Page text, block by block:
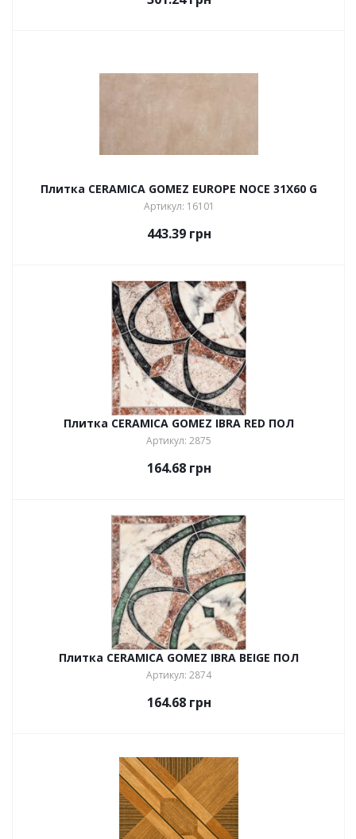
Плитка CERAMICA GOMEZ EUROPE NOCE 31X60 G
Артикул: 16101
443.39грн
Плитка CERAMICA GOMEZ IBRA RED ПОЛ
Артикул: 2875
164.68грн
Плитка CERAMICA GOMEZ IBRA BEIGE ПОЛ
Артикул: 2874
164.68грн